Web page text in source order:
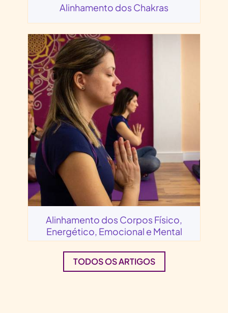
Alinhamento dos Chakras
Alinhamento dos Corpos Físico,
Energético, Emocional e Mental
TODOS OS ARTIGOS